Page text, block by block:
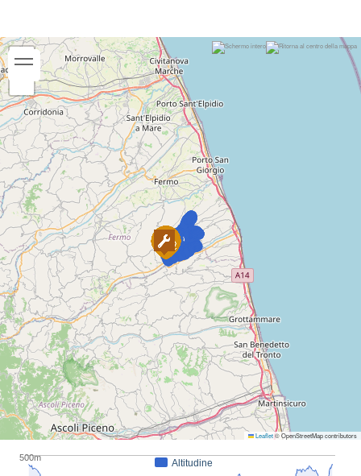
Leaflet© OpenStreetMap contributors
Altitudine
500m